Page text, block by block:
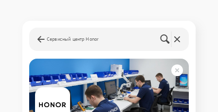
Сервисный центр Honor